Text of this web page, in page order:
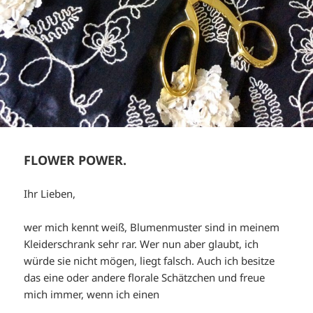
FLOWER POWER.
Ihr Lieben,
wer mich kennt weiß, Blumenmuster sind in meinem
Kleiderschrank sehr rar. Wer nun aber glaubt, ich
würde sie nicht mögen, liegt falsch. Auch ich besitze
das eine oder andere florale Schätzchen und freue
mich immer, wenn ich einen